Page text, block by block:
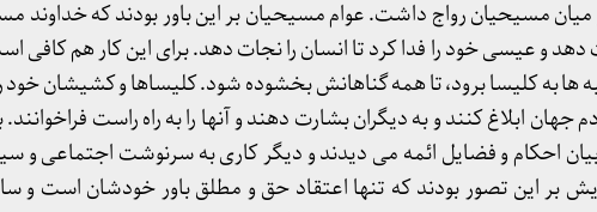
مسیحیان رواج داشت. عوام مسیحیان بر این باور بودند که خداوند
دهد و عیسی خود را فدا کرد تا انسان را نجات دهد. برای این کار هم
ها به کلیسا برود، تا همه گناهانش بخشوده شود. کلیساها و کشیشان
جهان ابلاغ کنند و به دیگران بشارت دهند و آنها را به راه راست
احکام و فضایل ائمه می دیدند و دیگر کاری به سرنوشت اجتماعی و
بر این تصور بودند که تنها اعتقاد حق و مطلق باور خودشان است و